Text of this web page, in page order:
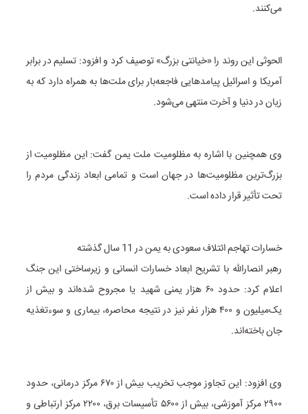
می‌کنند.
الحوثی این روند را «خیانتی بزرگ» توصیف کرد و افزود: تسلیم در برابر
آمریکا و اسرائیل پیامدهایی فاجعه‌بار برای ملت‌ها به همراه دارد که به
زیان در دنیا و آخرت منتهی می‌شود.
وی همچنین با اشاره به مظلومیت ملت یمن گفت: این مظلومیت از
بزرگ‌ترین مظلومیت‌ها در جهان است و تمامی ابعاد زندگی مردم را
تحت تأثیر قرار داده است.
خسارات تهاجم ائتلاف سعودی به یمن در 11 سال گذشته
رهبر انصارالله با تشریح ابعاد خسارات انسانی و زیرساختی این جنگ
اعلام کرد: حدود ۶۰ هزار یمنی شهید یا مجروح شده‌اند و بیش از
یک‌میلیون و ۴۰۰ هزار نفر نیز در نتیجه محاصره، بیماری و سوءتغذیه
جان باخته‌اند.
وی افزود: این تجاوز موجب تخریب بیش از ۶۷۰ مرکز درمانی، حدود
۲۹۰۰ مرکز آموزشی، بیش از ۵۶۰۰ تأسیسات برق، ۲۲۰۰ مرکز ارتباطی و